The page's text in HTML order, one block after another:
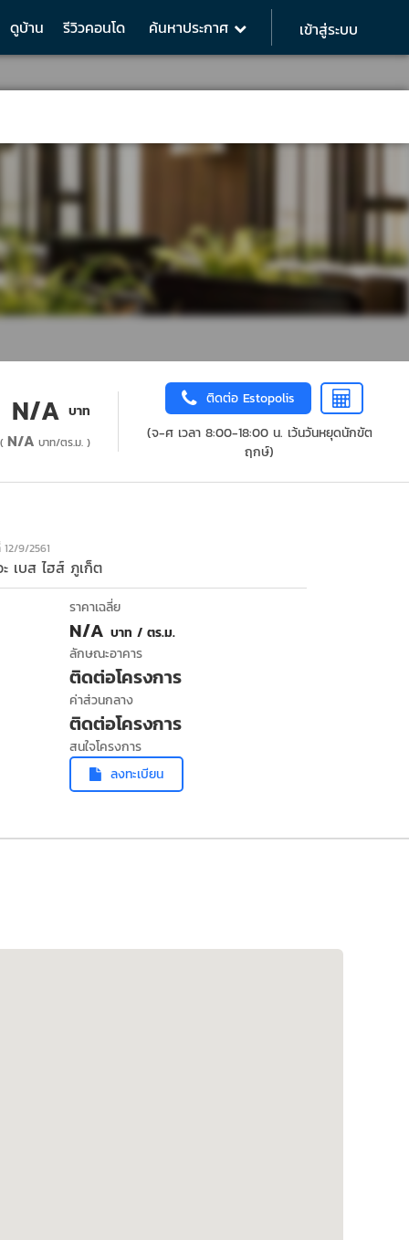
ดูบ้าน รีวิวคอนโด ค้นหาประกาศ เข้าสู่ระบบ
N/A บาท
(N/A บาท/ตร.ม. )
ติดต่อ Estopolis
(จ-ศ เวลา 8:00-18:00 น. เว้นวันหยุดนักขัต
ฤกษ์)
9/2561
ะ เบส ไฮส์ ภูเก็ต
ราคาเฉลี่ย
N/A บาท / ตร.ม.
ลักษณะอาคาร
ติดต่อโครงการ
ค่าส่วนกลาง
ติดต่อโครงการ
สนใจโครงการ
ลงทะเบียน